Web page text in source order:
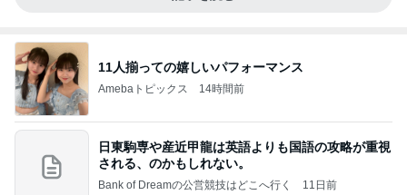
11人揃っての嬉しいパフォーマンス
Amebaトピックス 14時間前
日東駒専や産近甲龍は英語よりも国語の攻略が重視
される、のかもしれない。
Bank of Dreamの公営競技はどこへ行く 11日前